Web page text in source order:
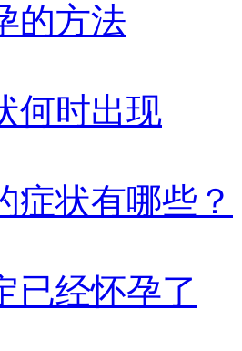
的方法
何时出现
症状有哪些？
已经怀孕了